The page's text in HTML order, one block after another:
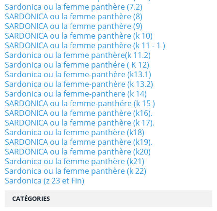
Sardonica ou la femme panthère (7.2)
SARDONICA ou la femme panthère (8)
SARDONICA ou la femme panthère (9)
SARDONICA ou la femme panthère (k 10)
SARDONICA ou la femme panthère (k 11 - 1 )
Sardonica ou la femme panthère(k 11.2)
Sardonica ou la femme panthére ( K 12)
Sardonica ou la femme-panthère (k13.1)
Sardonica ou la femme-panthère (k 13.2)
Sardonica ou la femme-panthere (k 14)
SARDONICA ou la femme-panthére (k 15 )
SARDONICA ou la femme panthère (k16).
SARDONICA ou la femme panthère (k 17).
Sardonica ou la femme panthère (k18)
SARDONICA ou la femme panthère (k19).
SARDONICA ou la femme panthère (k20)
Sardonica ou la femme panthère (k21)
Sardonica ou la femme panthère (k 22)
Sardonica (z 23 et Fin)
CATÉGORIES